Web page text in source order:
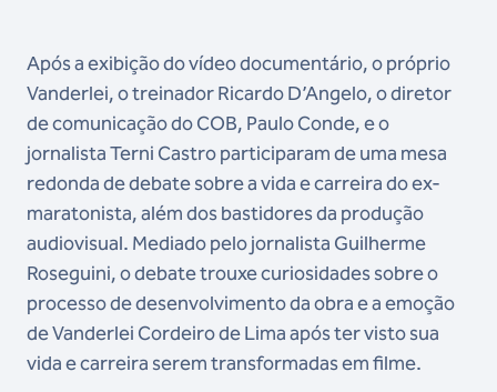
Após a exibição do vídeo documentário, o próprio
Vanderlei, o treinador Ricardo D’Angelo, o diretor
de comunicação do COB, Paulo Conde, e o
jornalista Terni Castro participaram de uma mesa
redonda de debate sobre a vida e carreira do ex-
maratonista, além dos bastidores da produção
audiovisual. Mediado pelo jornalista Guilherme
Roseguini, o debate trouxe curiosidades sobre o
processo de desenvolvimento da obra e a emoção
de Vanderlei Cordeiro de Lima após ter visto sua
vida e carreira serem transformadas em filme.